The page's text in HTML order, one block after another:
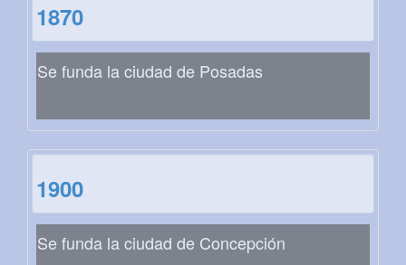
1870
Se funda la ciudad de Posadas
1900
Se funda la ciudad de Concepción